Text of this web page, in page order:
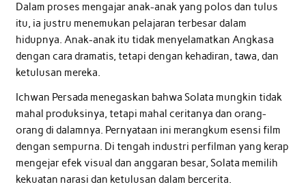
Dalam proses mengajar anak-anak yang polos dan tulus
itu, ia justru menemukan pelajaran terbesar dalam
hidupnya. Anak-anak itu tidak menyelamatkan Angkasa
dengan cara dramatis, tetapi dengan kehadiran, tawa, dan
ketulusan mereka.
Ichwan Persada menegaskan bahwa Solata mungkin tidak
mahal produksinya, tetapi mahal ceritanya dan orang-
orang di dalamnya. Pernyataan ini merangkum esensi film
dengan sempurna. Di tengah industri perfilman yang kerap
mengejar efek visual dan anggaran besar, Solata memilih
kekuatan narasi dan ketulusan dalam bercerita.